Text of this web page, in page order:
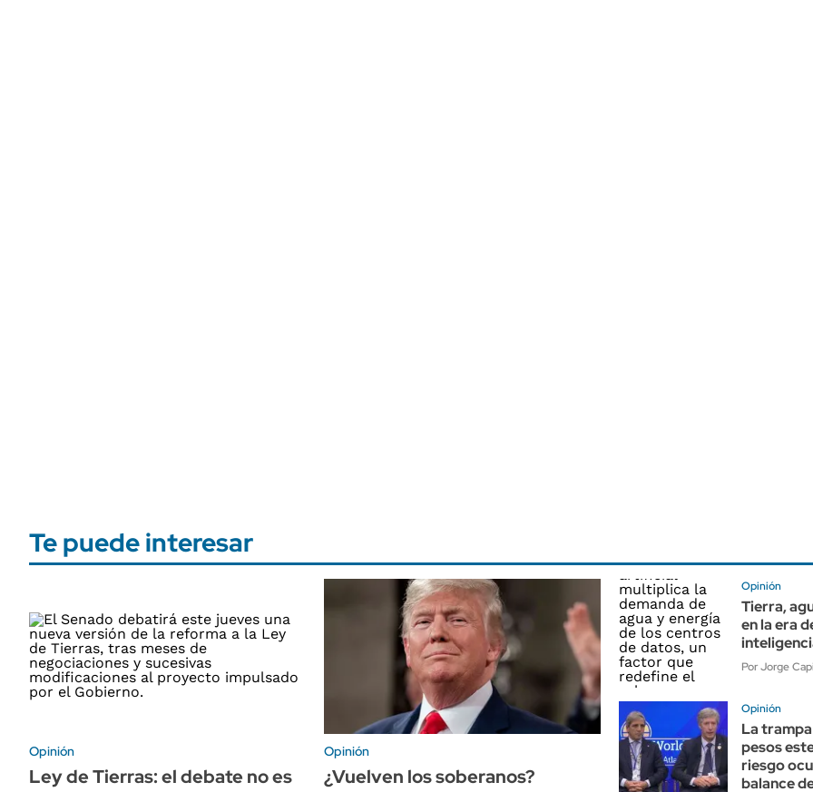
Te puede interesar
Opinión
Ley de Tierras: el debate no es
Opinión
¿Vuelven los soberanos?
Opinión
Tierra,
en la era
Por Jorge
Opinión
La
pesos
riesgo
balance